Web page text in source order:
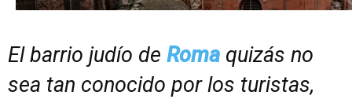
El barrio judío de Roma quizás no
sea tan conocido por los turistas,